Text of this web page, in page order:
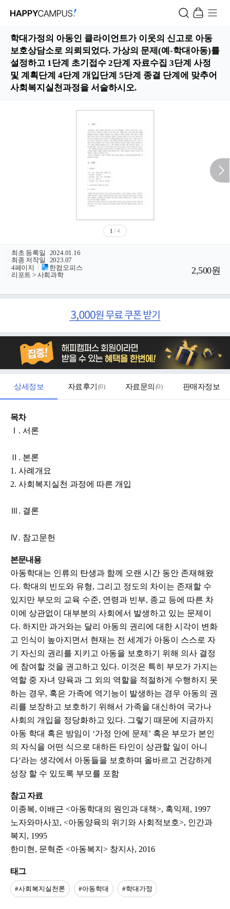
학대가정의 아동인 클라이언트가 이웃의 신고로 아동
보호상담소로 의뢰되었다. 가상의 문제(예-학대아동)를
설정하고 1단계 초기접수 2단계 자료수집 3단계 사정
및 계획단계 4단계 개입단계 5단계 종결 단계에 맞추어
사회복지실천과정을 서술하시오.
1 / 4
ㆍ 최초 등록일
2024.01.16
ㆍ 최종 저작일
2023.07
ㆍ 4페이지 /
한컴오피스
ㆍ 리포트 > 사회과학 2,500원
상세정보 자료후기 (0) 자료문의 (0) 판매자정보
목차
Ⅰ. 서론
Ⅱ. 본론
1. 사례개요
2. 사회복지실천 과정에 따른 개입
Ⅲ. 결론
Ⅳ. 참고문헌
본문내용
아동학대는 인류의 탄생과 함께 오랜 시간 동안 존재해왔
다. 학대의 빈도와 유형, 그리고 정도의 차이는 존재할 수
있지만 부모의 교육 수준, 연령과 빈부, 종교 등에 따른 차
이에 상관없이 대부분의 사회에서 발생하고 있는 문제이
다. 하지만 과거와는 달리 아동의 권리에 대한 시각이 변화
고 인식이 높아지면서 현재는 전 세계가 아동이 스스로 자
기 자신의 권리를 지키고 아동을 보호하기 위해 의사 결정
에 참여할 것을 권고하고 있다. 이것은 특히 부모가 가지는
역할 중 자녀 양육과 그 외의 역할을 적절하게 수행하지 못
하는 경우, 혹은 가족에 역기능이 발생하는 경우 아동의 권
리를 보장하고 보호하기 위해서 가족을 대신하여 국가나
사회의 개입을 정당화하고 있다. 그렇기 때문에 지금까지
아동 학대 혹은 방임이 ‘가정 안에 문제’ 혹은 부모가 본인
의 자식을 어떤 식으로 대하든 타인이 상관할 일이 아니
다‘라는 생각에서 아동들을 보호하며 올바르고 건강하게
성장 할 수 있도록 부모를 포함
참고 자료
이종복, 이배근 <아동학대의 원인과 대책>, 혹익제, 1997
노자와마사꼬, <아동양육의 위기와 사회적보호>, 인간과
복지, 1995
한미현, 문혁준 <아동복지> 창지사, 2016
태그
#사회복지실천론 #아동학대 #학대가정